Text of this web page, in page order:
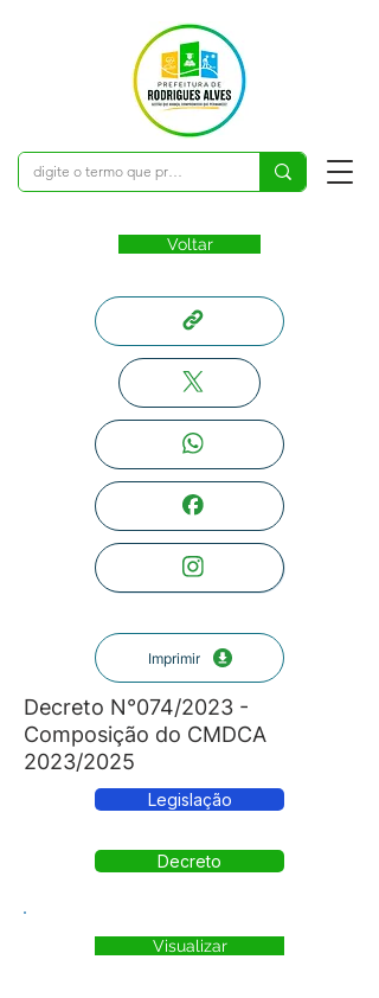
Voltar
Imprimir
Decreto N°074/2023 -
Composição do CMDCA
2023/2025
Legislação
Decreto
Visualizar